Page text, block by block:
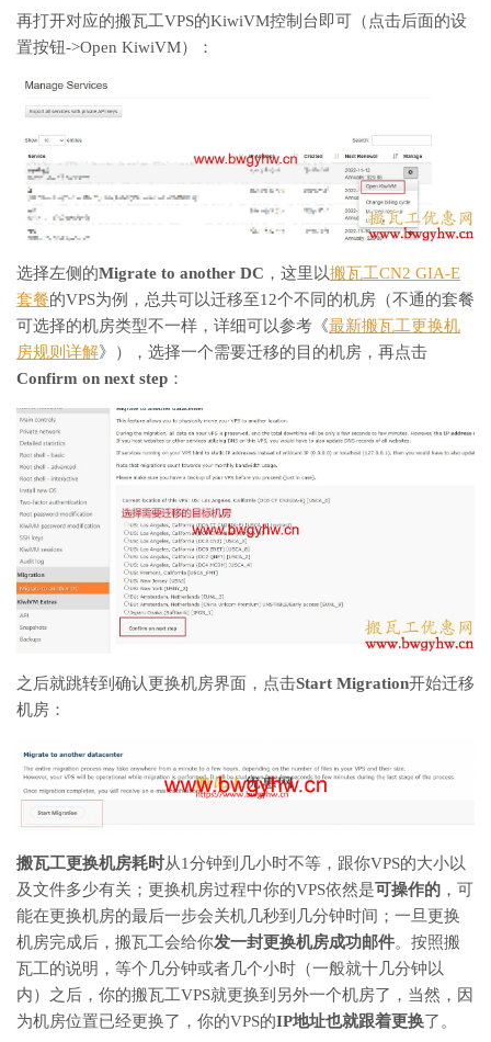
再打开对应的搬瓦工VPS的KiwiVM控制台即可（点击后面的设
置按钮->Open KiwiVM）：
选择左侧的Migrate to another DC ，这里以搬瓦工CN2 GIA-E
套餐的VPS为例，总共可以迁移至12个不同的机房（不通的套餐
可选择的机房类型不一样，详细可以参考《最新搬瓦工更换机
房规则详解》），选择一个需要迁移的目的机房，再点击
Confirm on next step ：
之后就跳转到确认更换机房界面，点击Start Migration开始迁移
机房：
搬瓦工更换机房耗时从1分钟到几小时不等，跟你VPS的大小以
及文件多少有关；更换机房过程中你的VPS依然是可操作的 ，可
能在更换机房的最后一步会关机几秒到几分钟时间；一旦更换
机房完成后，搬瓦工会给你发一封更换机房成功邮件。按照搬
瓦工的说明，等个几分钟或者几个小时（一般就十几分钟以
内）之后，你的搬瓦工VPS就更换到另外一个机房了，当然，因
为机房位置已经更换了，你的VPS的IP地址也就跟着更换了。